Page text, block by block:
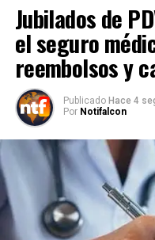
Jubilados de
el seguro
reembolsos y
Publicado Hace 4
Por Notifalcon